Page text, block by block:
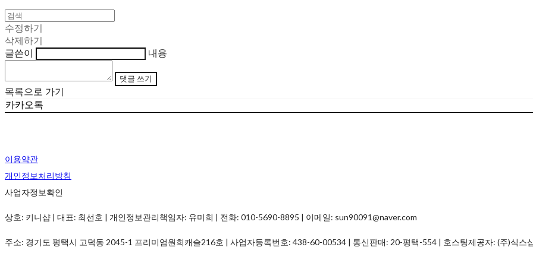
수정하기
삭제하기
글쓴이
내용
댓글 쓰기
목록으로 가기
카카오톡
이용약관
개인정보처리방침
사업자정보확인
상호: 키니샵 | 대표: 최선호 | 개인정보관리책임자: 유미희 | 전화: 010-5690-8895 | 이메일: sun90091@naver.com
주소: 경기도 평택시 고덕동 2045-1 프리미엄원희캐슬216호 | 사업자등록번호: 438-60-00534 | 통신판매: 20-평택-554 | 호스팅제공자: (주)식스